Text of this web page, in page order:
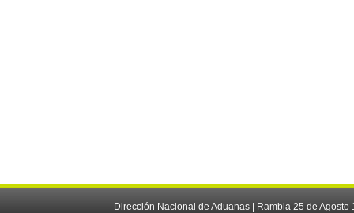
Dirección Nacional de Aduanas | Rambla 25 de